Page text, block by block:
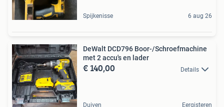
Spijkenisse 6 aug 26
DeWalt DCD796 Boor-/Schroefmachine
met 2 accu's en lader
€ 140,00 Details
Duiven Eergisteren